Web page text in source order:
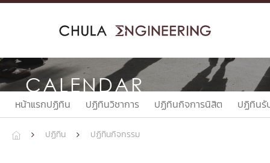
Skip
CALENDAR
หน้าแรกปฏิทิน ปฏิทินวิชาการ ปฏิทินกิจการนิสิต ปฏิทินรั
  ปฏิทิน  ปฏิทินกิจกรรม